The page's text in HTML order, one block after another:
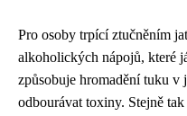
Pro osoby trpící ztučněním
alkoholických nápojů, které
způsobuje hromadění tuku v
odbourávat toxiny. Stejně